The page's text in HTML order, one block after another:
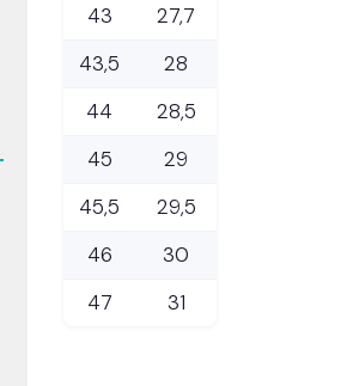
43
27,7
43,5
28
44
28,5
45
29
45,5
29,5
46
30
47
31